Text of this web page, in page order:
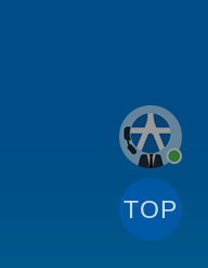
TOP